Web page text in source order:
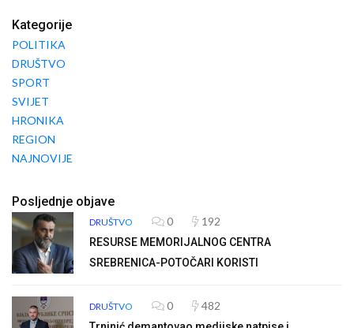
Kategorije
POLITIKA
DRUŠTVO
SPORT
SVIJET
HRONIKA
REGION
NAJNOVIJE
Posljednje objave
DRUŠTVO 0 192
RESURSE MEMORIJALNOG CENTRA
SREBRENICA-POTOČARI KORISTI
DRUŠTVO 0 482